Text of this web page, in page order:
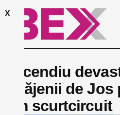
X
Incendiu
Blăjenii de
un scurtcircuit